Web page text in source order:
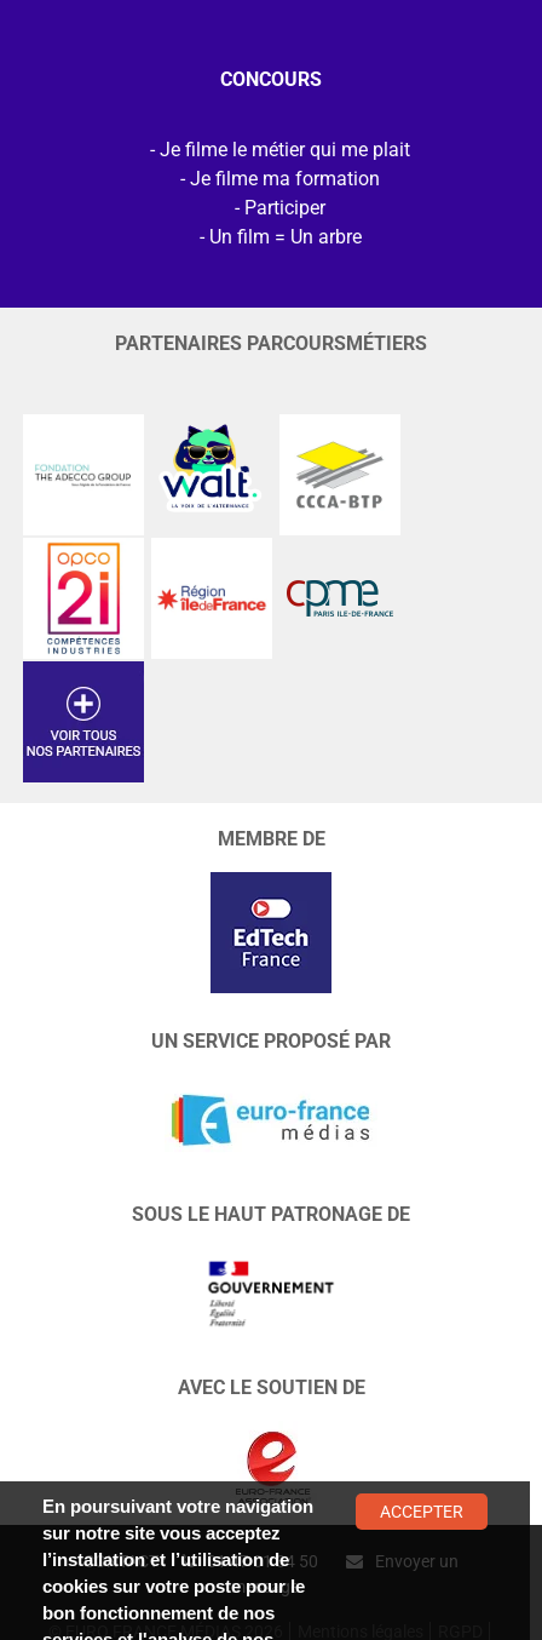
CONCOURS
Je filme le métier qui me plait
Je filme ma formation
Participer
Un film = Un arbre
PARTENAIRES PARCOURSMÉTIERS
MEMBRE DE
UN SERVICE PROPOSÉ PAR
SOUS LE HAUT PATRONAGE DE
AVEC LE SOUTIEN DE
CONTACT : 01 47 01 34 50
Envoyer un
message
© EURO FRANCE MÉDIAS 2026
En poursuivant votre navigation
sur notre site vous acceptez
l’installation et l’utilisation de
cookies sur votre poste pour le
bon fonctionnement de nos
ACCEPTER